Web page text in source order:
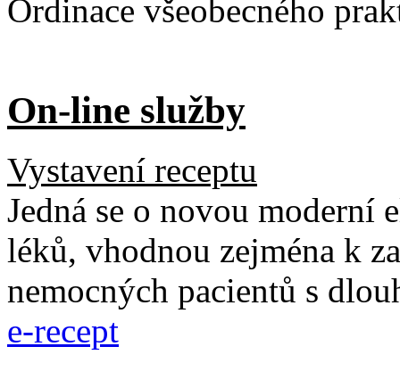
Ordinace všeobecného
On-line služby
Vystavení receptu
Jedná se o novou moderní
léků, vhodnou zejména k
nemocných pacientů s
e-recept